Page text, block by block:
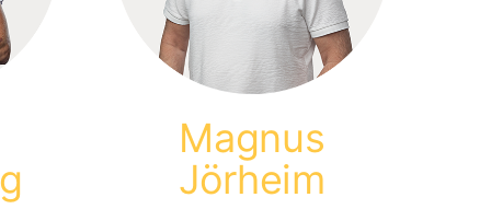
Magnus
Jörheim